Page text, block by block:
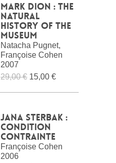
Mark Dion : The
Natural
History of the
Museum
Natacha Pugnet,
Françoise Cohen
2007
29,00 € 15,00 €
Jana Sterbak :
Condition
Contrainte
Françoise Cohen
2006